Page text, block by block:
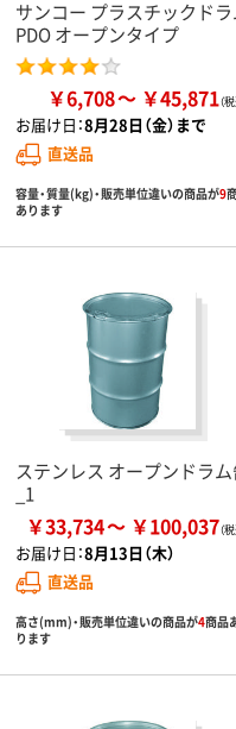
サンコー プラスチックドラ
PDO オープンタイプ
￥6,708 ￥45,871
お届け日：8月28日（金）まで
直送品
容量・質量(kg)・販売単位違いの商品が9
あります
ステンレス オープンドラム
_1
￥33,734 ￥100,037
お届け日：8月13日（木）
直送品
高さ(mm)・販売単位違いの商品が4商品
ります